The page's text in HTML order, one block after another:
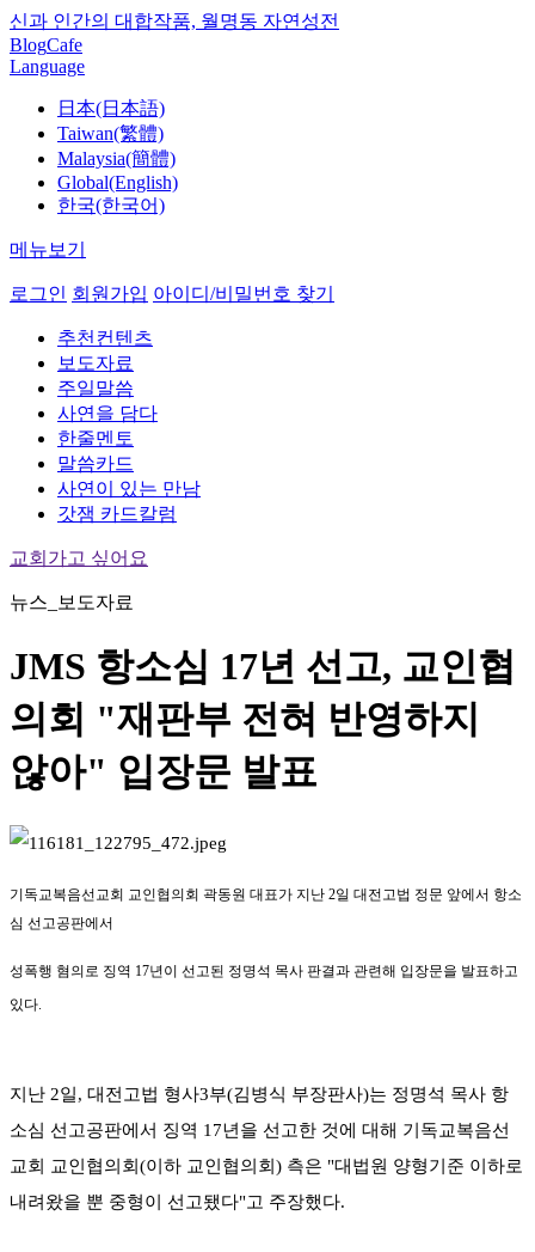
신과 인간의 대합작품, 월명동 자연성전
BlogCafe
Language
日本(日本語)
Taiwan(繁體)
Malaysia(簡體)
Global(English)
한국(한국어)
메뉴보기
로그인 회원가입 아이디/비밀번호 찾기
추천컨텐츠
보도자료
주일말씀
사연을 담다
한줄멘토
말씀카드
사연이 있는 만남
갓잼 카드칼럼
교회가고 싶어요
뉴스_보도자료
JMS 항소심 17년 선고, 교인협
의회 "재판부 전혀 반영하지
않아" 입장문 발표
기독교복음선교회 교인협의회 곽동원 대표가 지난 2일 대전고법 정문 앞에서 항소
심 선고공판에서
성폭행 혐의로 징역 17년이 선고된 정명석 목사 판결과 관련해 입장문을 발표하고
있다.
지난 2일, 대전고법 형사3부(김병식 부장판사)는 정명석 목사 항
소심 선고공판에서 징역 17년을 선고한 것에 대해 기독교복음선
교회 교인협의회(이하 교인협의회) 측은 "대법원 양형기준 이하로
내려왔을 뿐 중형이 선고됐다"고 주장했다.